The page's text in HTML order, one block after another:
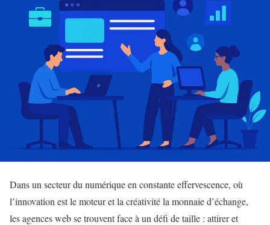
Dans un secteur du numérique en constante effervescence, où
l’innovation est le moteur et la créativité la monnaie d’échange,
les agences web se trouvent face à un défi de taille : attirer et